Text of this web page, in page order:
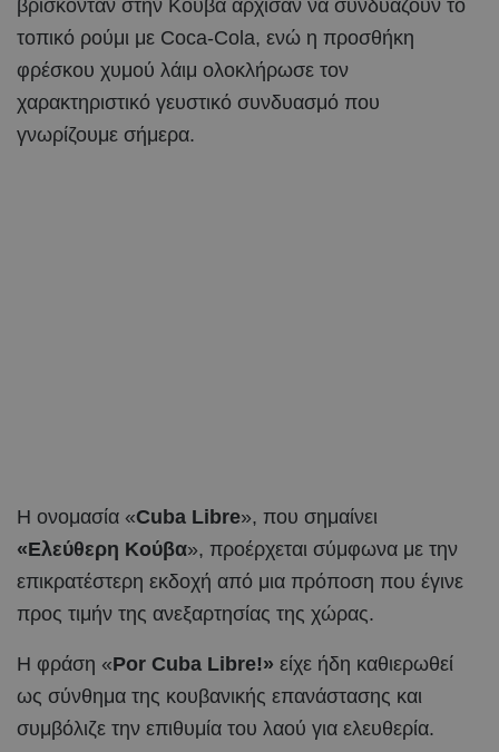
βρίσκονταν στην Κούβα άρχισαν να συνδυάζουν το
τοπικό ρούμι με Coca-Cola, ενώ η προσθήκη
φρέσκου χυμού λάιμ ολοκλήρωσε τον
χαρακτηριστικό γευστικό συνδυασμό που
γνωρίζουμε σήμερα.
Η ονομασία «Cuba Libre», που σημαίνει
«Ελεύθερη Κούβα», προέρχεται σύμφωνα με την
επικρατέστερη εκδοχή από μια πρόποση που έγινε
προς τιμήν της ανεξαρτησίας της χώρας.
Η φράση «Por Cuba Libre!» είχε ήδη καθιερωθεί
ως σύνθημα της κουβανικής επανάστασης και
συμβόλιζε την επιθυμία του λαού για ελευθερία.